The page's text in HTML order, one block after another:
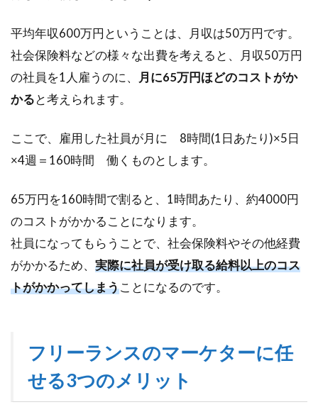
メ
リ
ッ
ト
4.1
ノウ
ハウ
ない
4.2
②仕
事の
質が
バラ
マ
ー
ケ
テ
平均年収600万円ということは、月収は50万円です。
社会保険料などの様々な出費を考えると、月収50万円
の社員を1人雇うのに、
月に65万円ほどのコストがか
かると考えられます。
ここで、雇用した社員が月に 8時間(1日あたり)×5日
×4週＝160時間 働くものとします。
65万円を160時間で割ると、1時間あたり、約4000円
のコストがかかることになります。
社員になってもらうことで、社会保険料やその他経費
がかかるため、 実際に社員が受け取る給料以上のコス
トがかかってしまうことになるのです。
フリーランスのマーケターに任
せる3つのメリット